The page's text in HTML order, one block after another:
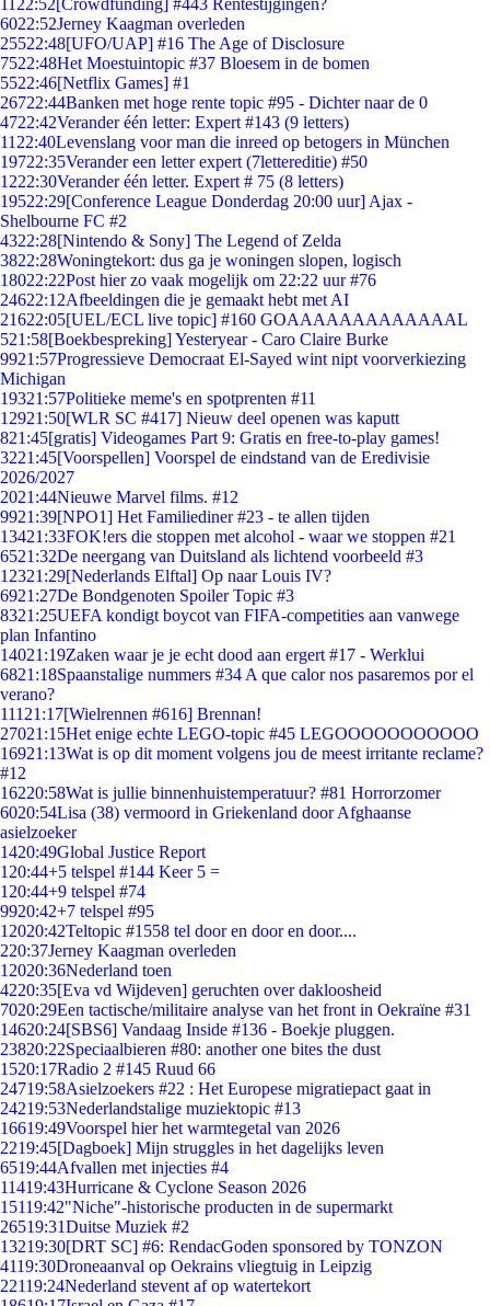
11 22:52[Crowdfunding] #443 Rentestijgingen?
6022:52Jerney Kaagman overleden
25522:48[UFO/UAP] #16 The Age of Disclosure
7522:48Het Moestuintopic #37 Bloesem in de bomen
5522:46[Netflix Games] #1
26722:44Banken met hoge rente topic #95 - Dichter naar de 0
4722:42Verander één letter: Expert #143 (9 letters)
11 22:40Levenslang voor man die inreed op betogers in München
19722:35Verander een letter expert (7lettereditie) #50
1222:30Verander één letter. Expert # 75 (8 letters)
19522:29[Conference League Donderdag 20:00 uur] Ajax -
Shelbourne FC #2
4322:28[Nintendo & Sony] The Legend of Zelda
3822:28Woningtekort: dus ga je woningen slopen, logisch
18022:22Post hier zo vaak mogelijk om 22:22 uur #76
24622:12Afbeeldingen die je gemaakt hebt met AI
21622:05[UEL/ECL live topic] #160 GOAAAAAAAAAAAAAL
521:58[Boekbespreking] Yesteryear - Caro Claire Burke
9921:57Progressieve Democraat El-Sayed wint nipt voorverkiezing
Michigan
19321:57Politieke meme's en spotprenten #11
12921:50[WLR SC #417] Nieuw deel openen was kaputt
821:45[gratis] Videogames Part 9: Gratis en free-to-play games!
3221:45[Voorspellen] Voorspel de eindstand van de Eredivisie
2026/2027
2021:44Nieuwe Marvel films. #12
9921:39[NPO1] Het Familiediner #23 - te allen tijden
13421:33FOK!ers die stoppen met alcohol - waar we stoppen #21
6521:32De neergang van Duitsland als lichtend voorbeeld #3
12321:29[Nederlands Elftal] Op naar Louis IV?
6921:27De Bondgenoten Spoiler Topic #3
8321:25UEFA kondigt boycot van FIFA-competities aan vanwege
plan Infantino
14021:19Zaken waar je je echt dood aan ergert #17 - Werklui
6821:18Spaanstalige nummers #34 A que calor nos pasaremos por el
verano?
111 21:17[Wielrennen #616] Brennan!
27021:15Het enige echte LEGO-topic #45 LEGOOOOOOOOOOO
16921:13Wat is op dit moment volgens jou de meest irritante reclame?
#12
16220:58Wat is jullie binnenhuistemperatuur? #81 Horrorzomer
6020:54Lisa (38) vermoord in Griekenland door Afghaanse
asielzoeker
1420:49Global Justice Report
1 20:44+5 telspel #144 Keer 5 =
1 20:44+9 telspel #74
9920:42+7 telspel #95
12020:42Teltopic #1558 tel door en door en door....
220:37Jerney Kaagman overleden
12020:36Nederland toen
4220:35[Eva vd Wijdeven] geruchten over dakloosheid
7020:29Een tactische/militaire analyse van het front in Oekraïne #31
14620:24[SBS6] Vandaag Inside #136 - Boekje pluggen.
23820:22Speciaalbieren #80: another one bites the dust
1520:17Radio 2 #145 Ruud 66
24719:58Asielzoekers #22 : Het Europese migratiepact gaat in
24219:53Nederlandstalige muziektopic #13
16619:49Voorspel hier het warmtegetal van 2026
2219:45[Dagboek] Mijn struggles in het dagelijks leven
6519:44Afvallen met injecties #4
11419:43Hurricane & Cyclone Season 2026
15119:42"Niche"-historische producten in de supermarkt
26519:31Duitse Muziek #2
13219:30[DRT SC] #6: RendacGoden sponsored by TONZON
4119:30Droneaanval op Oekrains vliegtuig in Leipzig
22119:24Nederland stevent af op watertekort